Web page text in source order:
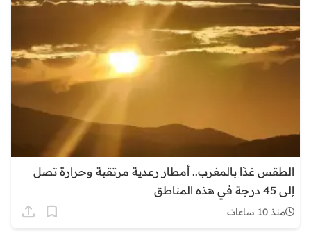
الطقس غدًا بالمغرب.. أمطار رعدية مرتقبة وحرارة تصل
إلى 45 درجة في هذه المناطق
منذ 10 ساعات